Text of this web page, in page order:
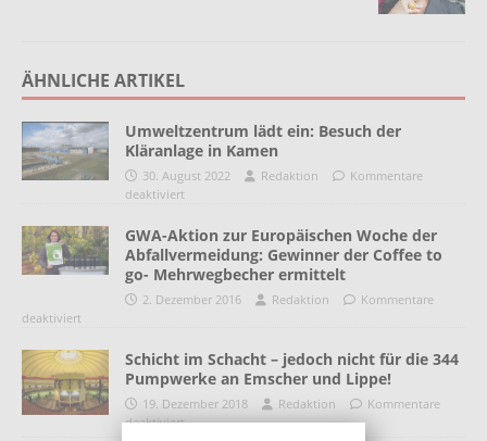
ÄHNLICHE ARTIKEL
Umweltzentrum lädt ein: Besuch der
Kläranlage in Kamen
30. August 2022 Redaktion
Kommentare
deaktiviert
GWA-Aktion zur Europäischen Woche der
Abfallvermeidung: Gewinner der Coffee to
go- Mehrwegbecher ermittelt
2. Dezember 2016 Redaktion
Kommentare
deaktiviert
Schicht im Schacht – jedoch nicht für die 344
Pumpwerke an Emscher und Lippe!
19. Dezember 2018 Redaktion
Kommentare
deaktiviert